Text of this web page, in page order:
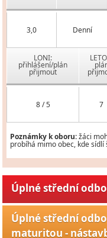
3,0 Denní
LONI:
přihlášení/plán
přijmout
8 / 5 7
Poznámky k oboru:žáci
probíhá mimo obec, kde sídlí
Úplné střední
Úplné střední
maturitou -